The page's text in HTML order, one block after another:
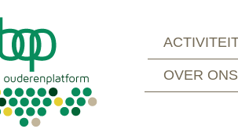
OVER ONS